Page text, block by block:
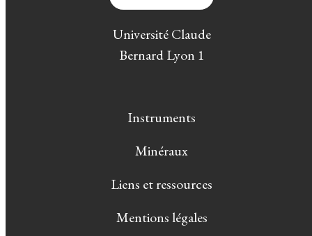
Université Claude
Bernard Lyon 1
Instruments
Minéraux
Liens et ressources
Mentions légales